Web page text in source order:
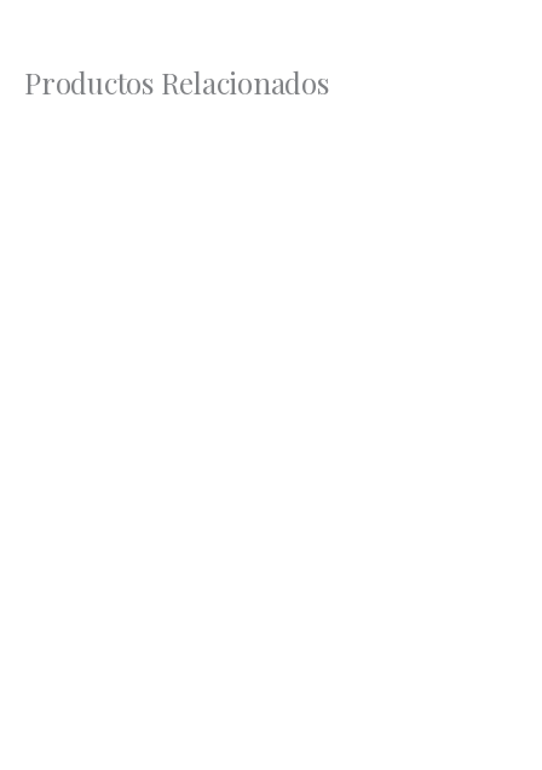
Productos Relacionados